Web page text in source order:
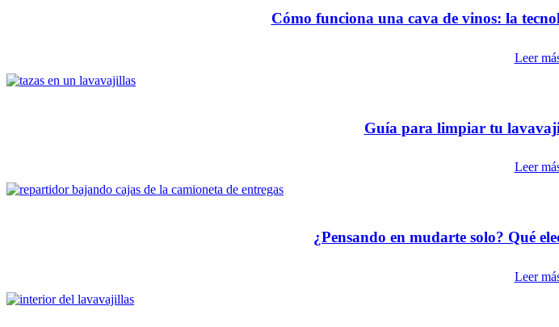
Cómo funciona una cava de vinos: la
Leer
Guía para limpiar tu
Leer
¿Pensando en mudarte solo? Qué
Leer